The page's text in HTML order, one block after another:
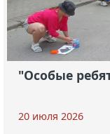
"Особые
20 июля 2026